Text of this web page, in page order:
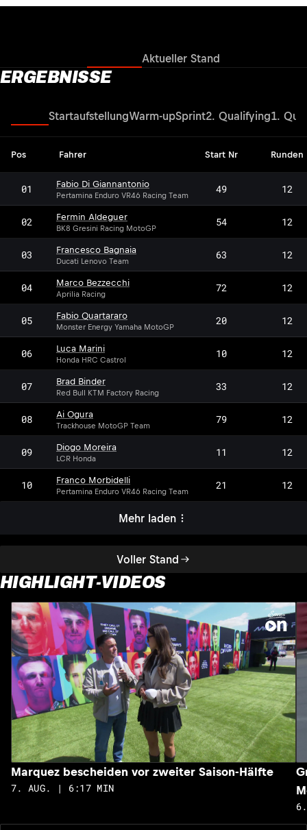
Aktueller Stand
ERGEBNISSE
Voller Stand
StartaufstellungWarm-upSprint2. Qualifying1.
Pos Fahrer Start Nr Runden
01 Fabio Di Giannantonio
Pertamina Enduro VR46 Racing Team 49 12
02 Fermin Aldeguer
BK8 Gresini Racing MotoGP 54 12
03 Francesco Bagnaia
Ducati Lenovo Team 63 12
04 Marco Bezzecchi
Aprilia Racing 72 12
05 Fabio Quartararo
Monster Energy Yamaha MotoGP 20 12
06 Luca Marini
Honda HRC Castrol 10 12
07 Brad Binder
Red Bull KTM Factory Racing 33 12
08 Ai Ogura
Trackhouse MotoGP Team 79 12
09 Diogo Moreira
LCR Honda 11 12
10 Franco Morbidelli
Pertamina Enduro VR46 Racing Team 21 12
Mehr laden
HIGHLIGHT-VIDEOS
Marquez bescheiden vor zweiter Saison-Hälfte
7. AUG. | 6:17 MIN